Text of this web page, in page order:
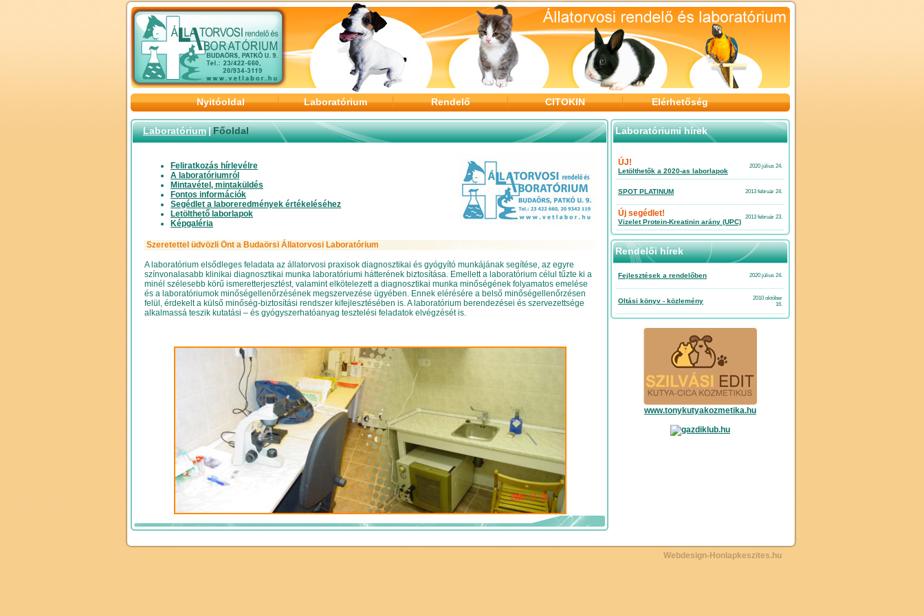
Nyitóoldal Laboratórium Rendelő CITOKIN Elérhetőség
Laboratórium|Főoldal
Feliratkozás hírlevélre
A laboratóriumról
Mintavétel, mintaküldés
Fontos információk
Segédlet a laboreredmények értékeléséhez
Letölthető laborlapok
Képgaléria
Szeretettel üdvözli Önt a Budaörsi Állatorvosi Laboratórium
A laboratórium elsődleges feladata az állatorvosi praxisok diagnosztikai és gyógyító munkájának segítése, az egyre
színvonalasabb klinikai diagnosztikai munka laboratóriumi hátterének biztosítása. Emellett a laboratórium célul tűzte ki a
minél szélesebb körű ismeretterjesztést, valamint elkötelezett a diagnosztikai munka minőségének folyamatos emelése
és a laboratóriumok minőségellenőrzésének megszervezése ügyében. Ennek elérésére a belső minőségellenőrzésen
felül, érdekelt a külső minőség-biztosítási rendszer kifejlesztésében is. A laboratórium berendezései és szervezettsége
alkalmassá teszik kutatási – és gyógyszerhatóanyag tesztelési feladatok elvégzését is.
Laboratóriumi hírek
ÚJ!
Letölthetők a 2020-as laborlapok
2020 július 24.
SPOT PLATINUM 2013 február 24.
Új segédlet!
Vizelet Protein-Kreatinin arány (UPC)
2013 február 23.
Rendelői hírek
Fejlesztések a rendelőben 2020 július 24.
Oltási könyv - közlemény
2010 október
16.
www.tonykutyakozmetika.hu
Webdesign-Honlapkeszites.hu